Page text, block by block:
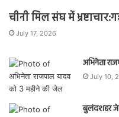
चीनी मिल संघ में
July 17, 2026
अभिनेता
July 10,
बुलंदशहर